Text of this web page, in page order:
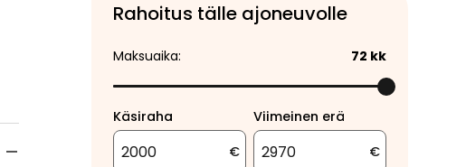
Rahoitus tälle ajoneuvolle
Maksuaika: 72 kk
Käsiraha
€
Viimeinen erä
€